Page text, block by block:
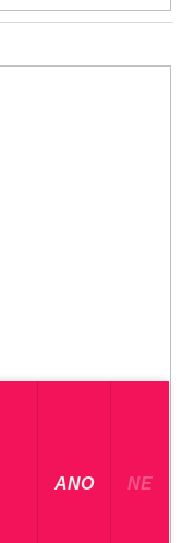
​ ANO ​ NE